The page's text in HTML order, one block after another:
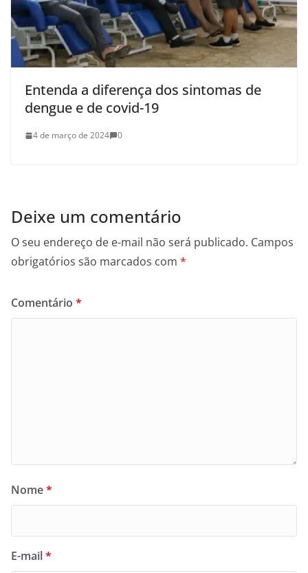
Entenda a diferença dos sintomas de
dengue e de covid-19
4 de março de 2024 0
Deixe um comentário
O seu endereço de e-mail não será publicado. Campos
obrigatórios são marcados com *
Comentário *
Nome*
E-mail*